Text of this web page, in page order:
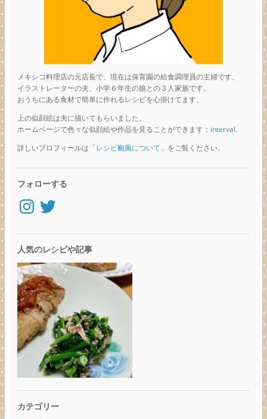
メキシコ料理店の元店長で、現在は保育園の給食調理員の主婦です。
イラストレーターの夫、小学６年生の娘との３人家族です。
おうちにある食材で簡単に作れるレシピを心掛けてます。
上の似顔絵は夫に描いてもらいました。
ホームページで色々な似顔絵や作品を見ることができます： interval.
詳しいプロフィールは「レシピ颱風について 」をご覧ください。
フォローする
Instagram
Twitter
人気のレシピや記事
カテゴリー